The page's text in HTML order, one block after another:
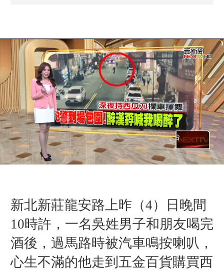
新北新莊龍安路上昨（4）日晚間
10時許，一名吳姓男子和朋友喝完
酒後，過馬路時被汽車鳴按喇叭，
心生不滿的他走到五金百貨購買西